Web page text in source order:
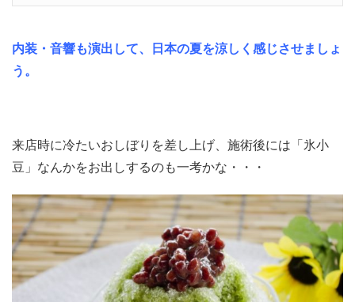
内装・音響も演出して、日本の夏を涼しく感じさせましょ
う。
来店時に冷たいおしぼりを差し上げ、施術後には「氷小
豆」なんかをお出しするのも一考かな・・・